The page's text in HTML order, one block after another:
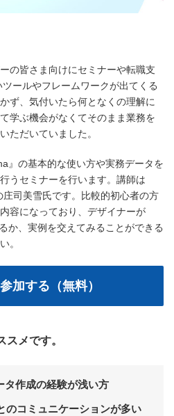
の皆さま向けにセミナーや転職支
ールやフレームワークが出てくる
ず、気付いたら何となくの理解に
学ぶ機会がなくてそのまま業務を
ただいていました。
』の基本的な使い方や実務データを
うセミナーを行います。講師は
司美雪氏です。比較的初心者の方
容になっており、デザイナーが
か、実例を交えてみることができる
。
スメです。
タ作成の経験が浅い方
のコミュニケーションが多い